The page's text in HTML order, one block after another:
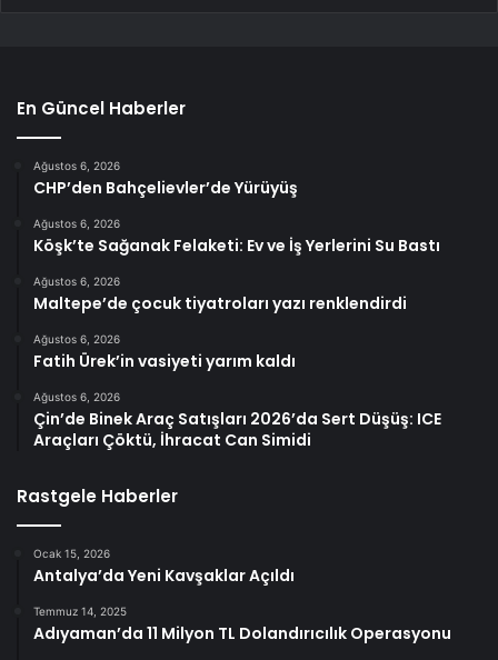
En Güncel Haberler
Ağustos 6, 2026
CHP’den Bahçelievler’de Yürüyüş
Ağustos 6, 2026
Köşk’te Sağanak Felaketi: Ev ve İş Yerlerini Su Bastı
Ağustos 6, 2026
Maltepe’de çocuk tiyatroları yazı renklendirdi
Ağustos 6, 2026
Fatih Ürek’in vasiyeti yarım kaldı
Ağustos 6, 2026
Çin’de Binek Araç Satışları 2026’da Sert Düşüş: ICE
Araçları Çöktü, İhracat Can Simidi
Rastgele Haberler
Ocak 15, 2026
Antalya’da Yeni Kavşaklar Açıldı
Temmuz 14, 2025
Adıyaman’da 11 Milyon TL Dolandırıcılık Operasyonu